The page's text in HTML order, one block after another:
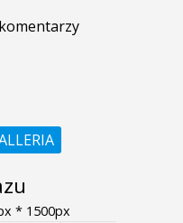
* 1500px